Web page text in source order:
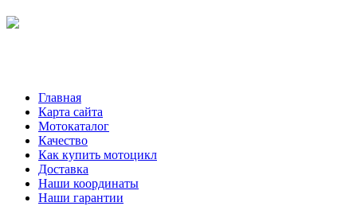
Главная
Карта сайта
Мотокаталог
Качество
Как купить мотоцикл
Доставка
Наши координаты
Наши гарантии